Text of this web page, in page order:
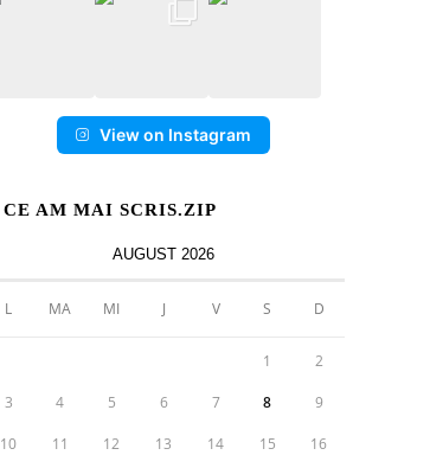
View on Instagram
CE AM MAI SCRIS.ZIP
AUGUST 2026
L MA MI J V S D
1 2
3 4 5 6 7 8 9
10 11 12 13 14 15 16